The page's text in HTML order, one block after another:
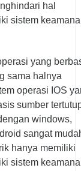
hal
sistem
yang
sama halnya
operasi IOS
sumber
windows,
sangat
hanya memiliki
sistem